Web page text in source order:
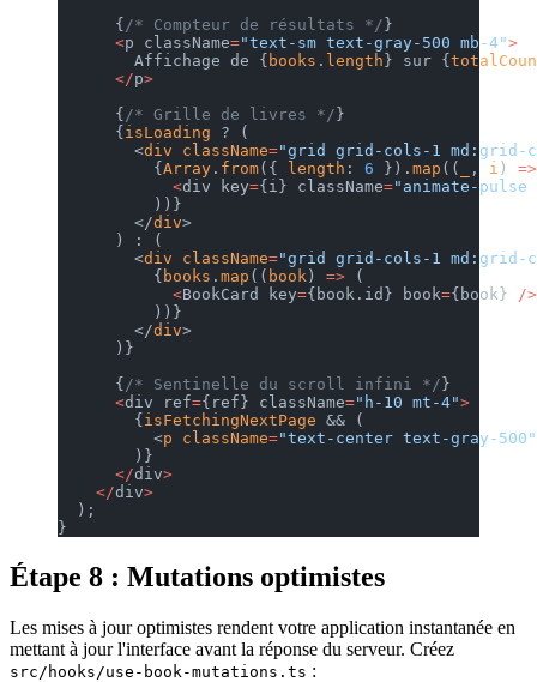
      {
/* Compteur de résultats */ }
      <
p className="text-sm text-gray-500 mb-4">
        Affichage de {
books . length } sur {
      </
p>
      {
/* Grille de livres */ }
      {
isLoading ? (
        <
div className="grid grid-cols-1 md:grid-
          {
Array . from({ length : 6 }). map (( , i ) =>
            <
div key={i} className="animate-
          ))}
        </
div>
      ) : (
        <
div className="grid grid-cols-1 md:grid-
          {
books . map (( book ) => (
            <
BookCard key={book.id} book={book} />
          ))}
        </
div>
      )}
      {
/* Sentinelle du scroll infini */ }
      <
div ref={ref} className="h-10 mt-4">
        {
isFetchingNextPage && (
          <
p className="text-center text-gray-500"
        )}
      </
div>
    </
div>
  );
}
Étape 8 : Mutations optimistes
Les mises à jour optimistes rendent votre application instantanée en
mettant à jour l'interface avant la réponse du serveur. Créez
src/hooks/use-book-mutations.ts :